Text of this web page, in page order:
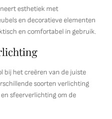
esthetiek met
en decoratieve elementen
en comfortabel in gebruik.
bij het creëren van de juiste
soorten verlichting
sfeerverlichting om de